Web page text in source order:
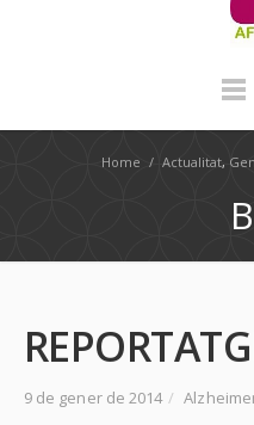
Home / Actualitat,
9 de gener de 2014 /